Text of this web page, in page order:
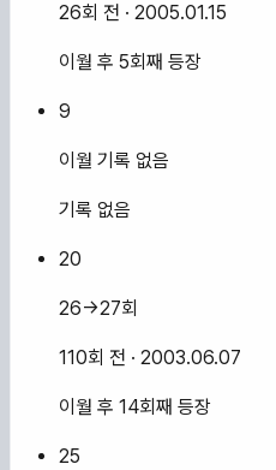
26회 전 · 2005.01.15
이월 후 5회째 등장
9
이월 기록 없음
기록 없음
20
26→27회
110회 전 · 2003.06.07
이월 후 14회째 등장
25